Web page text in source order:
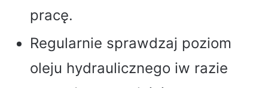
pracę.
Regularnie sprawdzaj poziom
oleju hydraulicznego iw razie